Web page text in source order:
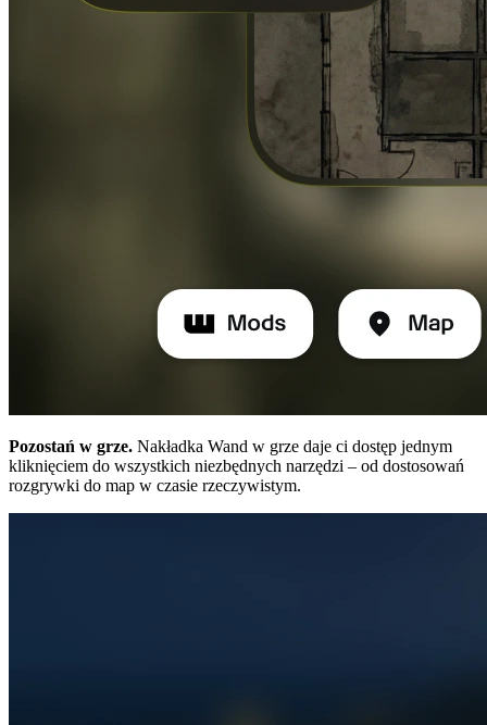
Pozostań w grze. Nakładka Wand w grze daje ci dostęp jednym
kliknięciem do wszystkich niezbędnych narzędzi – od dostosowań
rozgrywki do map w czasie rzeczywistym.